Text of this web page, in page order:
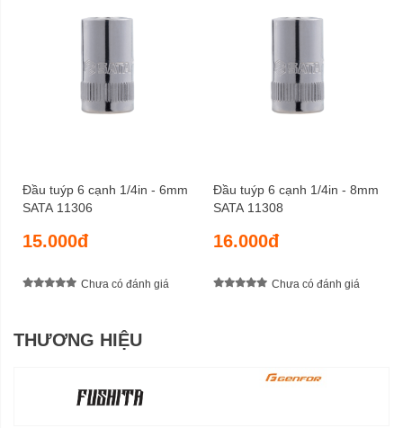
Đầu tuýp 6 cạnh 1/4in - 6mm
SATA 11306
15.000đ
Chưa có đánh giá
Đầu tuýp 6 cạnh 1/4in - 8mm
SATA 11308
16.000đ
Chưa có đánh giá
THƯƠNG HIỆU